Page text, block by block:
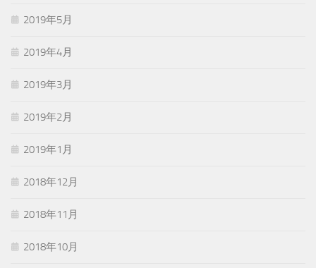
2019年5月
2019年4月
2019年3月
2019年2月
2019年1月
2018年12月
2018年11月
2018年10月